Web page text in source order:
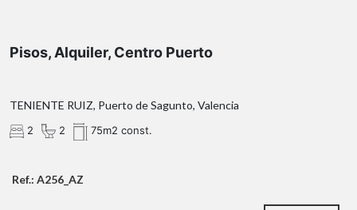
Pisos, Alquiler, Centro Puerto
TENIENTE RUIZ, Puerto de Sagunto, Valencia
2 2 75m2 const.
Ref.: A256_AZ